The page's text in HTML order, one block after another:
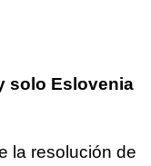
solo Eslovenia
la resolución de